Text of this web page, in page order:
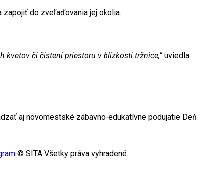
do zveľaďovania jej okolia.
kvetov či čistení priestoru v blízkosti tržnice,”uviedla
aj novomestské zábavno-edukatívne podujatie Deň
© SITA Všetky práva vyhradené.